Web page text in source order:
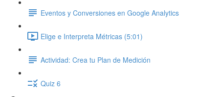
Eventos y Conversiones en Google Analytics
Elige e Interpreta Métricas (5:01)
Actividad: Crea tu Plan de Medición
Quiz 6